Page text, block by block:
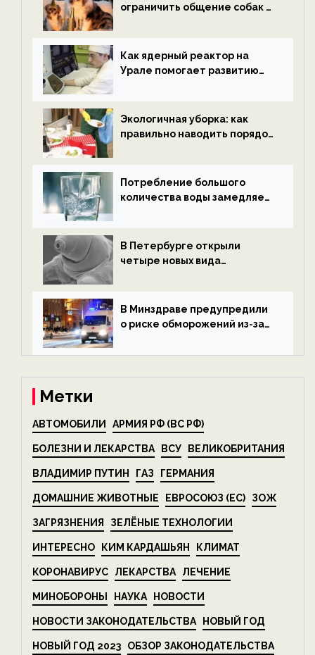
ограничить общение собак с
ECOportal
Как ядерный реактор на
Урале помогает развитию
ECOportal
Экологичная уборка: как
правильно наводить порядок
Потребление большого
количества воды замедляет
В Петербурге открыли
четыре новых вида
экологии на ECOportal
В Минздраве предупредили
о риске обморожений из-за
на ECOportal
Метки
АВТОМОБИЛИ АРМИЯ РФ (ВС РФ)
БОЛЕЗНИ И ЛЕКАРСТВА ВСУ ВЕЛИКОБРИТАНИЯ
ВЛАДИМИР ПУТИН ГАЗ ГЕРМАНИЯ
ДОМАШНИЕ ЖИВОТНЫЕ ЕВРОСОЮЗ (ЕС) ЗОЖ
ЗАГРЯЗНЕНИЯ ЗЕЛЁНЫЕ ТЕХНОЛОГИИ
ИНТЕРЕСНО КИМ КАРДАШЬЯН КЛИМАТ
КОРОНАВИРУС ЛЕКАРСТВА ЛЕЧЕНИЕ
МИНОБОРОНЫ НАУКА НОВОСТИ
НОВОСТИ ЗАКОНОДАТЕЛЬСТВА НОВЫЙ ГОД
НОВЫЙ ГОД 2023 ОБЗОР ЗАКОНОДАТЕЛЬСТВА